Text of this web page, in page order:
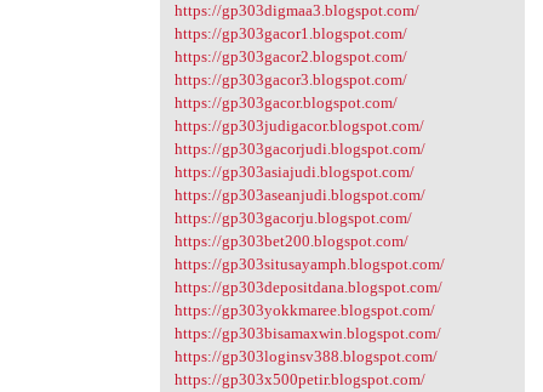
https://gp303digmaa3.blogspot.com/
https://gp303gacor1.blogspot.com/
https://gp303gacor2.blogspot.com/
https://gp303gacor3.blogspot.com/
https://gp303gacor.blogspot.com/
https://gp303judigacor.blogspot.com/
https://gp303gacorjudi.blogspot.com/
https://gp303asiajudi.blogspot.com/
https://gp303aseanjudi.blogspot.com/
https://gp303gacorju.blogspot.com/
https://gp303bet200.blogspot.com/
https://gp303situsayamph.blogspot.com/
https://gp303depositdana.blogspot.com/
https://gp303yokkmaree.blogspot.com/
https://gp303bisamaxwin.blogspot.com/
https://gp303loginsv388.blogspot.com/
https://gp303x500petir.blogspot.com/